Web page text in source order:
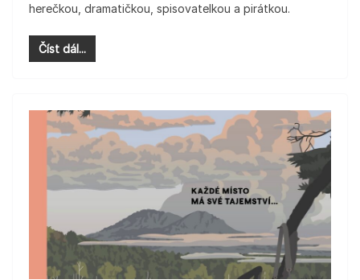
herečkou, dramatičkou, spisovatelkou a pirátkou.
Číst dál...